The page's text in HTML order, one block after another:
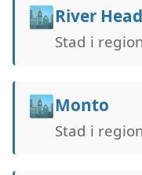
🏙️River
Stad i
🏙️Monto
Stad i